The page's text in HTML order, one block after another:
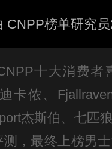
CNPP榜单研究
十大消费
卡侬、
杰斯伯、七匹
，最终上榜男